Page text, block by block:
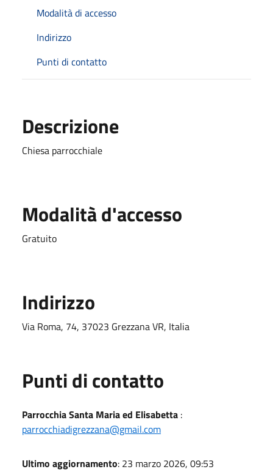
Modalità di accesso
Indirizzo
Punti di contatto
Descrizione
Chiesa parrocchiale
Modalità d'accesso
Gratuito
Indirizzo
Via Roma, 74, 37023 Grezzana VR, Italia
Punti di contatto
Parrocchia Santa Maria ed Elisabetta :
parrocchiadigrezzana@gmail.com
Ultimo aggiornamento: 23 marzo 2026, 09:53